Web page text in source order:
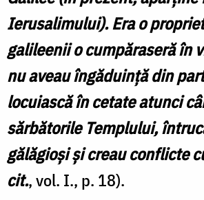
Ierusalimului). Era o
galileenii o cumpăraseră în
nu aveau îngăduință din
locuiască în cetate atunci
sărbătorile Templului,
gălăgioși și creau conflicte
cit., vol. I., p. 18).